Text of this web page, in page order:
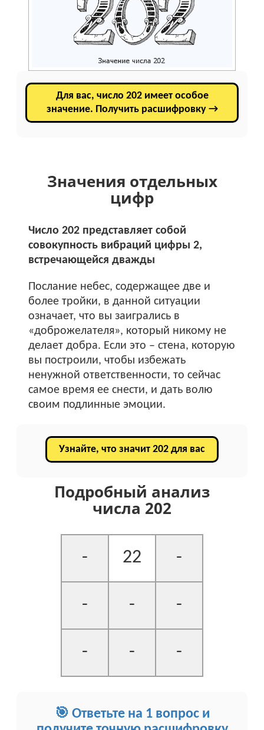
Для вас, число 202 имеет особое
значение. Получить расшифровку →
Значения отдельных
цифр
Число 202 представляет собой
совокупность вибраций цифры 2,
встречающейся дважды
Послание небес, содержащее две и
более тройки, в данной ситуации
означает, что вы заигрались в
«доброжелателя», который никому не
делает добра. Если это – стена, которую
вы построили, чтобы избежать
ненужной ответственности, то сейчас
самое время ее снести, и дать волю
своим подлинные эмоции.
Узнайте, что значит 202 для вас
Подробный анализ
числа 202
- 22 -
- - -
- - -
🎯 Ответьте на 1 вопрос и